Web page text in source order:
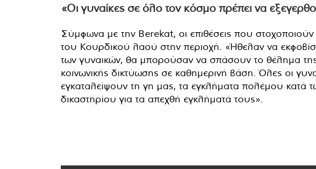
«Οι γυναίκες σε όλο τον κόσμο πρέπει να
Σύμφωνα με την Berekat, οι επιθέσεις που
του Κουρδικού λαού στην περιοχή. «Ήθελαν να
των γυναικών, θα μπορούσαν να σπάσουν το θέλημα
κοινωνικής δικτύωσης σε καθημερινή βάση. Όλες οι
εγκαταλείψουν τη γη μας, τα εγκλήματα πολέμου κατά
δικαστηρίου για τα απεχθή εγκλήματά τους».